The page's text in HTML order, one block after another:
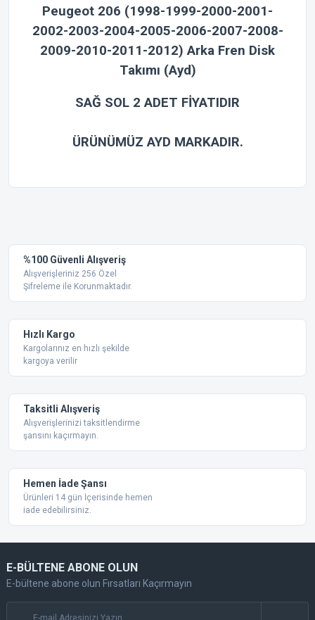
Peugeot 206 (1998-1999-2000-2001-
2002-2003-2004-2005-2006-2007-2008-
2009-2010-2011-2012) Arka Fren Disk
Takımı (Ayd)
SAĞ SOL 2 ADET FİYATIDIR
ÜRÜNÜMÜZ AYD MARKADIR.
Ürün resmi kalitesiz, bozuk veya görüntülenemiyor.
Ürün açıklamasında eksik bilgiler bulunuyor.
Bu ürüne benzer farklı alternatifler olmalı.
%100 Güvenli Alışveriş
Alışverişleriniz 256 Özel
Şifreleme ile Korunmaktadır.
Hızlı Kargo
Kargolarınız en hızlı şekilde
kargoya verilir
Taksitli Alışveriş
Alışverişlerinizi taksitlendirme
şansını kaçırmayın.
Hemen İade Şansı
Ürünleri 14 gün İçerisinde hemen
iade edebilirsiniz.
E-BÜLTENE ABONE OLUN
E-bültene abone olun Fırsatları Kaçırmayın